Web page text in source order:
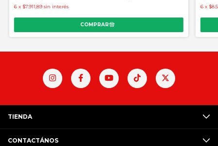
6 x $7.911,89 sin interés 6 x
TIENDA
CONTACTÁNOS